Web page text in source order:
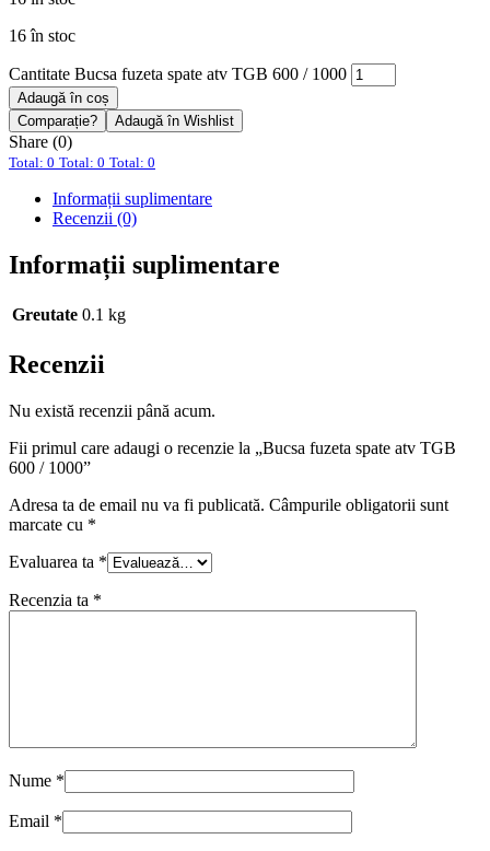
16 în stoc
Cantitate Bucsa fuzeta spate atv TGB 600 / 1000
Adaugă în coș
Comparație?
Adaugă în Wishlist
Share (0)
Total: 0 Total: 0 Total: 0
Informații suplimentare
Recenzii (0)
Informații suplimentare
Greutate 0.1 kg
Recenzii
Nu există recenzii până acum.
Fii primul care adaugi o recenzie la „Bucsa fuzeta spate atv TGB
600 / 1000”
Adresa ta de email nu va fi publicată. Câmpurile obligatorii sunt
marcate cu *
Evaluarea ta *
Recenzia ta *
Nume *
Email *